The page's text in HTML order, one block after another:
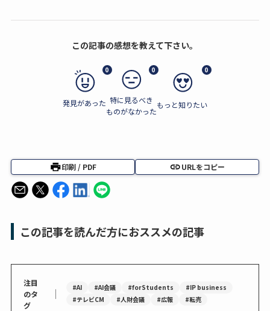
この記事の感想を教えて下さい。
0
発見があった
0
特に見るべき
ものがなかった
0
もっと知りたい
印刷 / PDF URLをコピー
この記事を読んだ方におススメの記事
注目
のタ
グ
｜ #AI #AI会議 #forStudents
#IP business
#テレビCM
#人財会議 #広報 #転売